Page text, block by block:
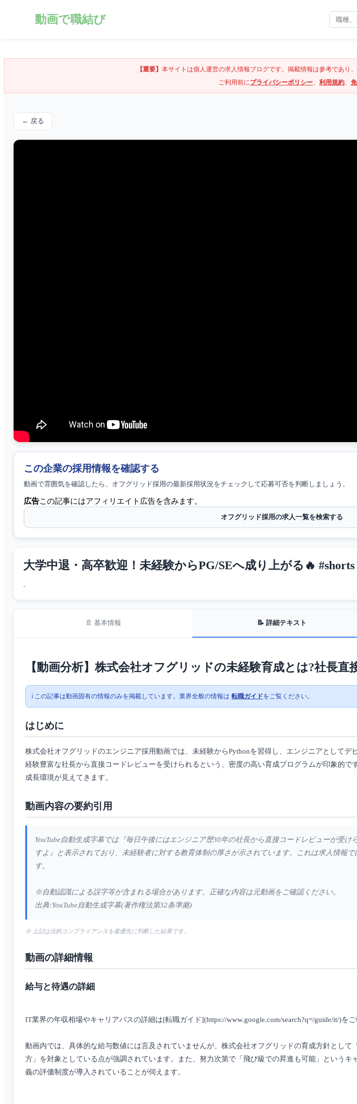
動画で職結び
【重要】 本サイトは個人運営の求人情報ブログです。掲載情報は参考であり
ご利用前にプライバシーポリシー、 利用規約、
← 戻る
この企業の採用情報を確認する
動画で雰囲気を確認したら、 オフグリッド採用の最新採用状況をチェックして応募可否を判断しましょう。
広告この記事にはアフィリエイト広告を含みます。
オフグリッド採用の求人一覧を検索する
大学中退・高卒歓迎！未経験からPG/SEへ成り上がる🔥
-
📄 基本情報 📝 詳細テキスト
【動画分析】株式会社オフグリッドの未経験育成とは?社長
ℹ️ この記事は動画固有の情報のみを掲載しています。業界全般の情報は 転職ガイドをご覧ください。
はじめに
株式会社オフグリッドのエンジニア採用動画では、未経験からPythonを習得し、エンジニアとしてデ
経験豊富な社長から直接コードレビューを受けられるという、密度の高い育成プログラムが印象的
成長環境が見えてきます。
動画内容の要約引用
YouTube自動生成字幕では『毎日午後にはエンジニア歴30年の社長から直接コードレビューが受
すよ』と表示されており、未経験者に対する教育体制の厚さが示されています。これは求人情報
す。
※自動認識による誤字等が含まれる場合があります。正確な内容は元動画をご確認ください。
出典:YouTube自動生成字幕(著作権法第32条準拠)
※ 上記は法的コンプライアンスを最優先に判断した結果です。
動画の詳細情報
給与と待遇の詳細
IT業界の年収相場やキャリアパスの詳細は[転職ガイド](https://www.google.com/search?q=/guide/it/)をご
動画内では、具体的な給与数値には言及されていませんが、株式会社オフグリッドの育成方針とし
方」を対象としている点が強調されています。また、努力次第で「飛び級での昇進も可能」という
義の評価制度が導入されていることが伺えます。